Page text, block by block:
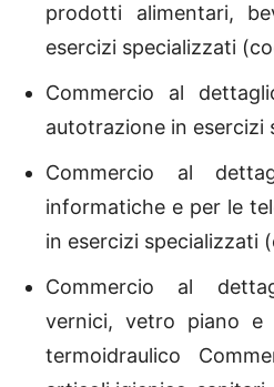
prodotti alimentari,
esercizi specializzati
Commercio al
autotrazione in esercizi
Commercio al
informatiche e per le
in esercizi specializzati
Commercio al
vernici, vetro piano e
termoidraulico